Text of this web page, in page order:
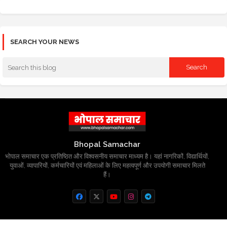
SEARCH YOUR NEWS
Bhopal Samachar
भोपाल समाचार एक प्रतिष्ठित और विश्वसनीय समाचार माध्यम है। यहां नागरिकों, विद्यार्थियों,
युवाओं, व्यापारियों, कर्मचारियों एवं महिलाओं के लिए महत्वपूर्ण और उपयोगी समाचार मिलते
हैं।